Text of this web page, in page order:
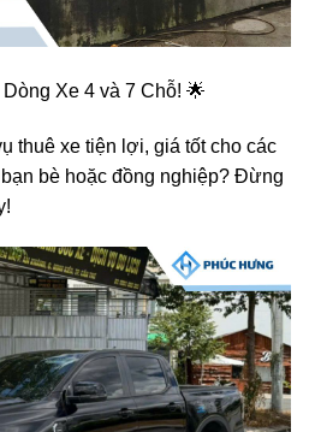
Xe 4 và 7 Chỗ! 🌟
thuê xe tiện lợi, giá tốt cho các
bè hoặc đồng nghiệp? Đừng